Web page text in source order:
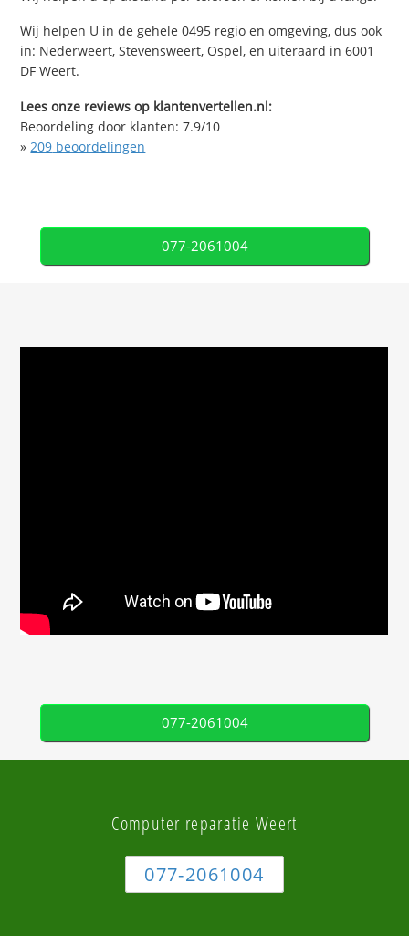
Wij helpen U in de gehele 0495 regio en omgeving, dus ook
in: Nederweert, Stevensweert, Ospel, en uiteraard in 6001
DF Weert.
Lees onze reviews op klantenvertellen.nl:
Beoordeling door klanten:7.9/10
»209 beoordelingen
077-2061004
077-2061004
Computer reparatie Weert
077-2061004